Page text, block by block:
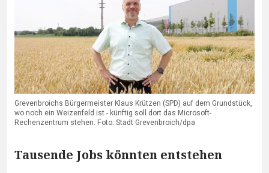
Grevenbroichs Bürgermeister Klaus Krützen (SPD) auf dem Grundstück,
wo noch ein Weizenfeld ist - künftig soll dort das Microsoft-
Rechenzentrum stehen. Foto: Stadt Grevenbroich/dpa
Tausende Jobs könnten entstehen